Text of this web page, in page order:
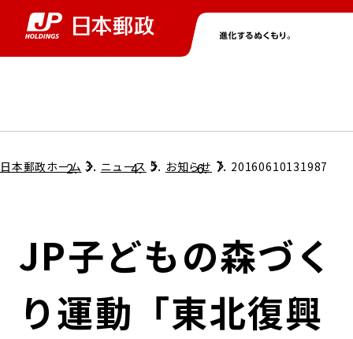
グループ情報トップ
コンプライアンス
ガバナンス
株主・投資家情報トップ
個人投資家のみなさまへ
株式情報
ニューストップ
サステナビリティトップ
担当役員メッセージ
サステナビリティマネジメント
採用情報トップ
日本郵政ホーム ニュース お知らせ 20160610131987
JP子どもの森づく
り運動「東北復興